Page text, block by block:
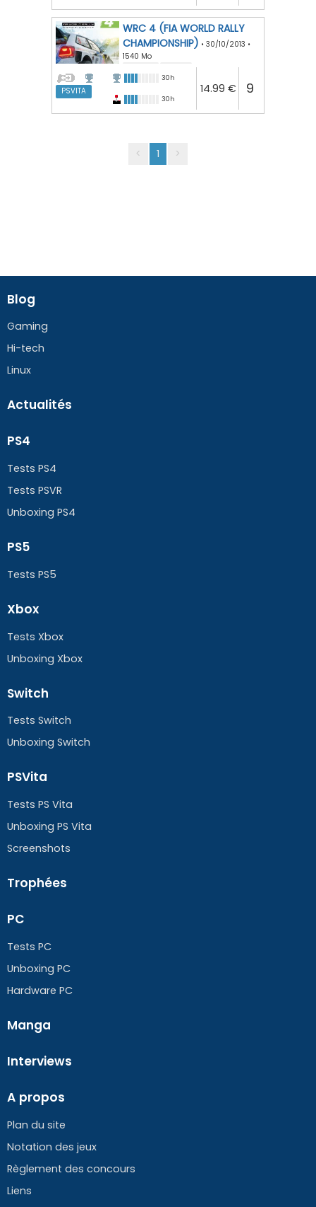
WRC 4 (FIA WORLD RALLY
CHAMPIONSHIP) • 30/10/2013 •
1540 Mo
PSVITA
30h
30h
14.99 € 9
< 1 >
Blog
Gaming
Hi-tech
Linux
Actualités
PS4
Tests PS4
Tests PSVR
Unboxing PS4
PS5
Tests PS5
Xbox
Tests Xbox
Unboxing Xbox
Switch
Tests Switch
Unboxing Switch
PSVita
Tests PS Vita
Unboxing PS Vita
Screenshots
Trophées
PC
Tests PC
Unboxing PC
Hardware PC
Manga
Interviews
A propos
Plan du site
Notation des jeux
Règlement des concours
Liens